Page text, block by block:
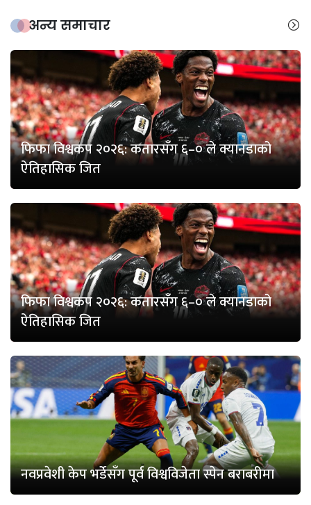
अन्य समाचार
फिफा विश्वकप २०२६: कतारसँग ६–० ले क्यानडाको
ऐतिहासिक जित
फिफा विश्वकप २०२६: कतारसँग ६–० ले क्यानडाको
ऐतिहासिक जित
नवप्रवेशी केप भर्डेसँग पूर्व विश्वविजेता स्पेन बराबरीमा